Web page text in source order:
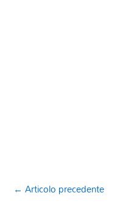
← Articolo precedente